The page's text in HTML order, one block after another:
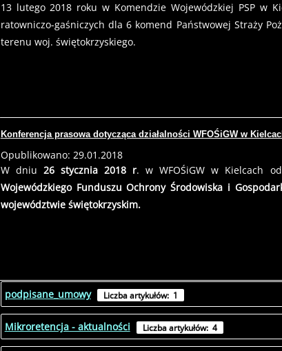
13 lutego 2018 roku w Komendzie Wojewódzkiej PSP w
ratowniczo-gaśniczych dla 6 komend Państwowej Straży
terenu woj. świętokrzyskiego.
Konferencja prasowa dotycząca działalności WFOŚiGW w
Opublikowano: 29.01.2018
W dniu 26 stycznia 2018 r. w WFOŚiGW w Kielcach
Wojewódzkiego Funduszu Ochrony Środowiska i
województwie świętokrzyskim.
podpisane_umowy Liczba artykułów: 1
Mikroretencja - aktualności Liczba artykułów: 4